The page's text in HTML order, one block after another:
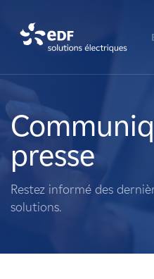
A propos de nous
Ce que nous faisons
Propriétaires fonciers
presse
Restez informé des
solutions.